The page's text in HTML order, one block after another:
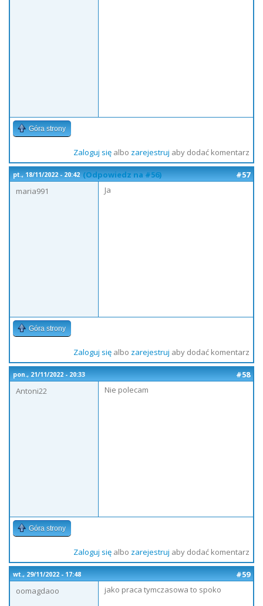
Góra strony
Zaloguj sięalbo zarejestruj aby dodać komentarz
pt., 18/11/2022 - 20:42 (Odpowiedz na #56)
#57
maria991
Ja
Góra strony
Zaloguj sięalbo zarejestruj aby dodać komentarz
pon., 21/11/2022 - 20:33
#58
Antoni22
Nie polecam
Góra strony
Zaloguj sięalbo zarejestruj aby dodać komentarz
wt., 29/11/2022 - 17:48
#59
oomagdaoo
jako praca tymczasowa to spoko